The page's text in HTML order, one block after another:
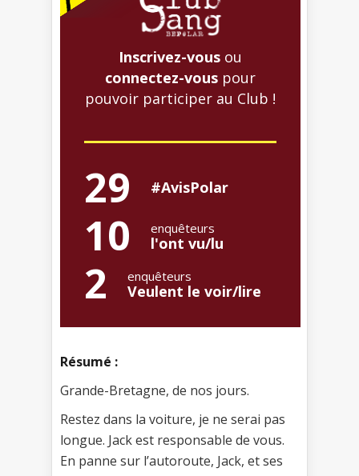
Inscrivez-vous ou
connectez-vous pour
pouvoir participer au Club !
29 #AvisPolar
10 enquêteurs
l'ont vu/lu
2 enquêteurs
Veulent le voir/lire
Résumé :
Grande-Bretagne, de nos jours.
Restez dans la voiture, je ne serai pas
longue. Jack est responsable de vous.
En panne sur l’autoroute, Jack, et ses